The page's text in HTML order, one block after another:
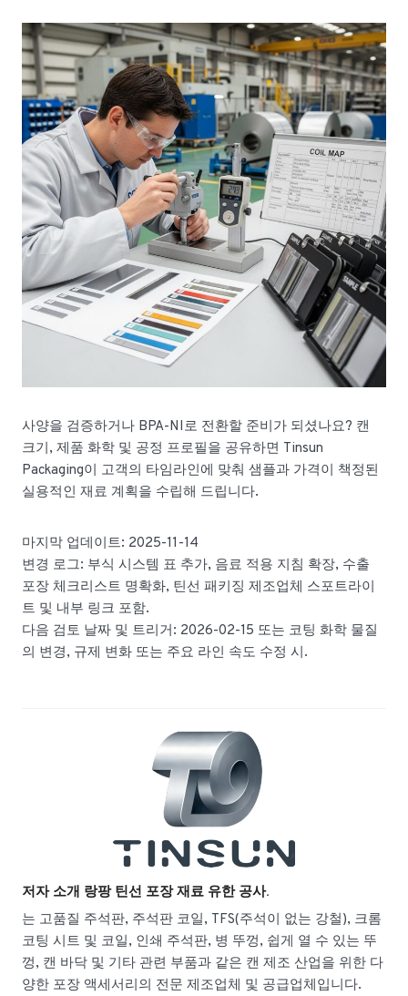
사양을 검증하거나 BPA-NI로 전환할 준비가 되셨나요? 캔
크기, 제품 화학 및 공정 프로필을 공유하면 Tinsun
Packaging이 고객의 타임라인에 맞춰 샘플과 가격이 책정된
실용적인 재료 계획을 수립해 드립니다.
마지막 업데이트: 2025-11-14
변경 로그: 부식 시스템 표 추가, 음료 적용 지침 확장, 수출
포장 체크리스트 명확화, 틴선 패키징 제조업체 스포트라이
트 및 내부 링크 포함.
다음 검토 날짜 및 트리거: 2026-02-15 또는 코팅 화학 물질
의 변경, 규제 변화 또는 주요 라인 속도 수정 시.
저자 소개 랑팡 틴선 포장 재료 유한 공사.
는 고품질 주석판, 주석판 코일, TFS(주석이 없는 강철), 크롬
코팅 시트 및 코일, 인쇄 주석판, 병 뚜껑, 쉽게 열 수 있는 뚜
껑, 캔 바닥 및 기타 관련 부품과 같은 캔 제조 산업을 위한 다
양한 포장 액세서리의 전문 제조업체 및 공급업체입니다.